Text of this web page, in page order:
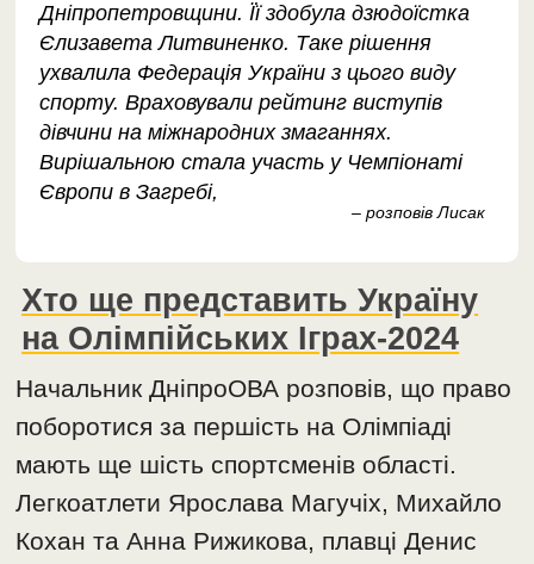
Дніпропетровщини. Її здобула дзюдоїстка
Єлизавета Литвиненко. Таке рішення
ухвалила Федерація України з цього виду
спорту. Враховували рейтинг виступів
дівчини на міжнародних змаганнях.
Вирішальною стала участь у Чемпіонаті
Європи в Загребі,
– розповів Лисак
Хто ще представить Україну
на Олімпійських Іграх-2024
Начальник ДніпроОВА розповів, що право
поборотися за першість на Олімпіаді
мають ще шість спортсменів області.
Легкоатлети Ярослава Магучіх, Михайло
Кохан та Анна Рижикова, плавці Денис